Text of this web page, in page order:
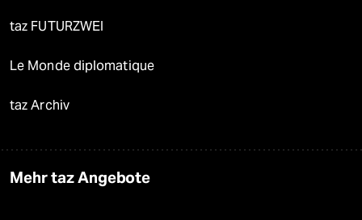
taz FUTURZWEI
Le Monde diplomatique
taz Archiv
Mehr taz Angebote